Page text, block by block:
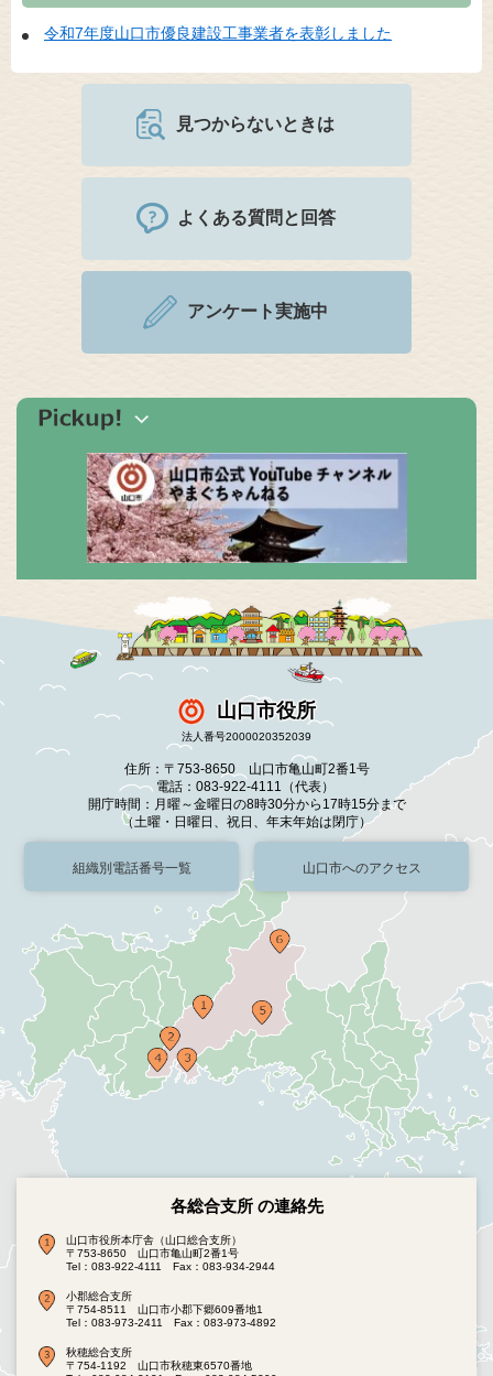
令和7年度山口市優良建設工事業者を表彰しました
見つからないときは
よくある質問と回答
アンケート実施中
山口市役所
法人番号2000020352039
住所：〒753-8650 山口市亀山町2番1号
電話：083-922-4111（代表）
開庁時間：月曜～金曜日の8時30分から17時15分まで
（土曜・日曜日、祝日、年末年始は閉庁）
組織別電話番号一覧 山口市へのアクセス
各総合支所 の連絡先
山口市役所本庁舎（山口総合支所）
〒753-8650 山口市亀山町2番1号
Tel：083-922-4111
Fax：083-934-2944
小郡総合支所
〒754-8511 山口市小郡下郷609番地1
Tel：083-973-2411
Fax：083-973-4892
秋穂総合支所
〒754-1192 山口市秋穂東6570番地